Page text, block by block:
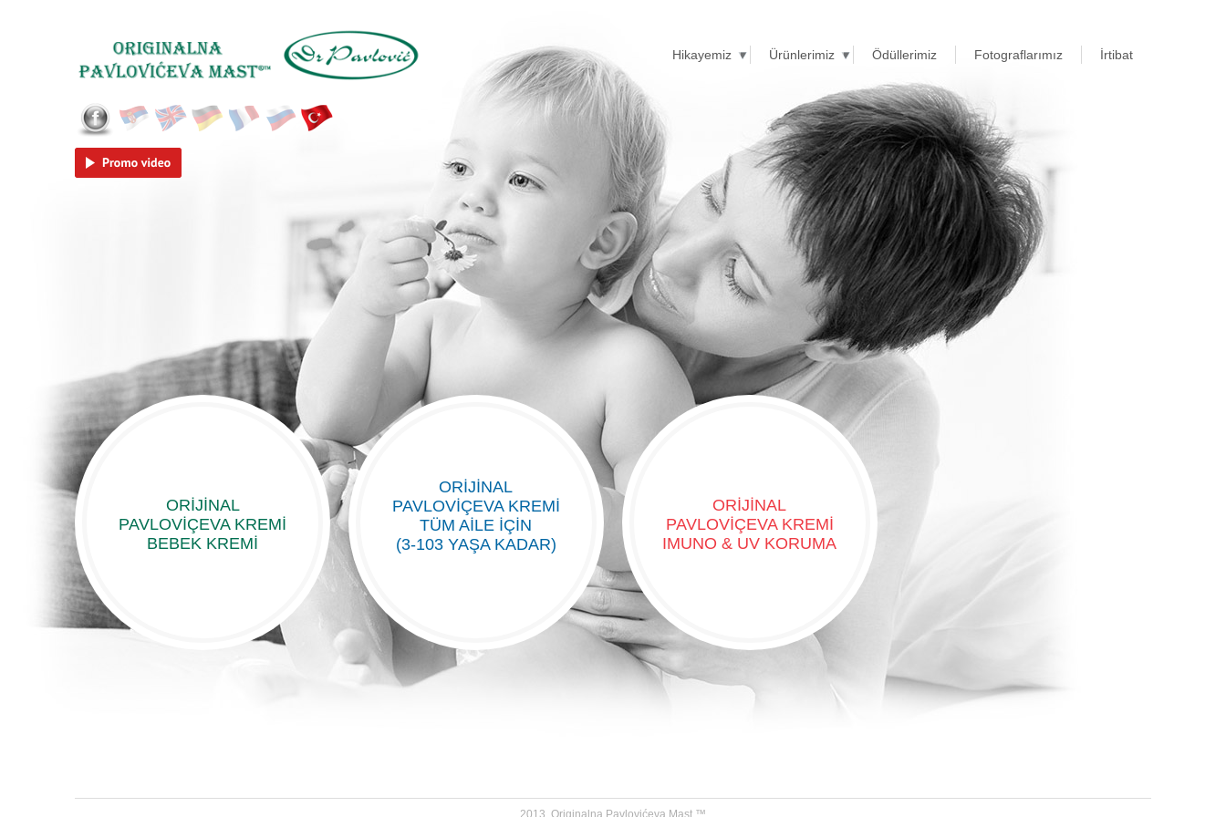
СрпскиEnglishDeutschFrançais
Hikayemiz Ürünlerimiz Ödüllerimiz Fotograflarımız İrtibat
ORIJINAL
PAVLOVIÇEVA KREMI
BEBEK KREMİ
ORIJINAL
PAVLOVIÇEVA KREMI
TÜM AİLE İÇİN
(3-103 YAŞA KADAR)
ORIJINAL
PAVLOVIÇEVA KREMI
IMUNO & UV KORUMA
2013. Originalna Pavlovićeva Mast ™